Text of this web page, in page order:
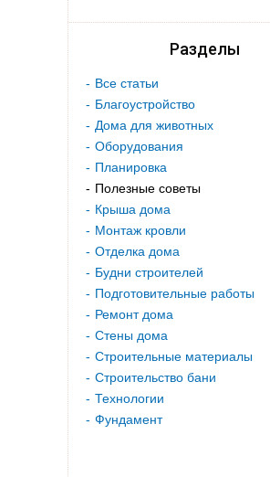
Разделы
Все статьи
Благоустройство
Дома для животных
Оборудования
Планировка
Полезные советы
Крыша дома
Монтаж кровли
Отделка дома
Будни строителей
Подготовительные работы
Ремонт дома
Стены дома
Строительные материалы
Строительство бани
Технологии
Фундамент